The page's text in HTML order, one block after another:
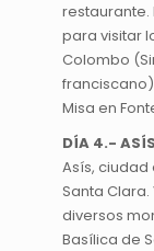
restaurante.
para visitar
Colombo
Misa en
DÍA 4.- ASÍS
Asís, ciudad
Santa
diversos
Basílica de